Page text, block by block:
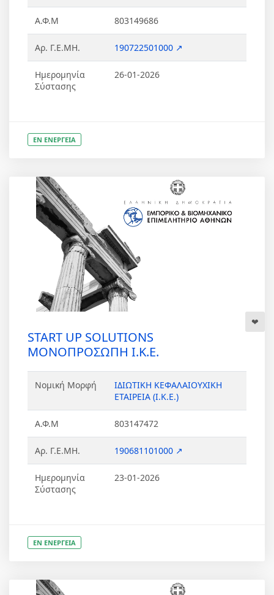
Α.Φ.Μ 803149686
Αρ. Γ.Ε.ΜΗ. 190722501000 ↗
Ημερομηνία
Σύστασης
26-01-2026
ΕΝ ΕΝΕΡΓΕΙΑ
START UP SOLUTIONS
ΜΟΝΟΠΡΟΣΩΠΗ Ι.Κ.Ε.
Νομική Μορφή
ΙΔΙΩΤΙΚΗ ΚΕΦΑΛΑΙΟΥΧΙΚΗ
ΕΤΑΙΡΕΙΑ (Ι.Κ.Ε.)
Α.Φ.Μ 803147472
Αρ. Γ.Ε.ΜΗ. 190681101000 ↗
Ημερομηνία
Σύστασης
23-01-2026
ΕΝ ΕΝΕΡΓΕΙΑ